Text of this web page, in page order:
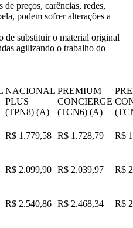
de preços, carências, redes,
podem sofrer alterações a
de substituir o material original
agilizando o trabalho do
NACIONAL
PLUS
(TPN8) (A)
PREMIUM
CONCIERGE
(TCN6) (A)
R$ 1.779,58 R$ 1.728,79 R$
R$ 2.099,90 R$ 2.039,97 R$
R$ 2.540,86 R$ 2.468,34 R$